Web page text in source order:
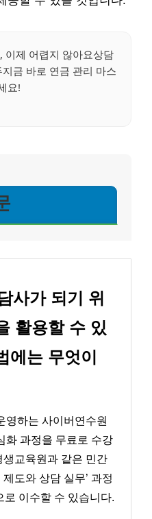
이제 어렵지 않아요상담
금 바로 연금 관리 마스
요!
사가 되기 위
활용할 수 있
에는 무엇이
영하는 사이버연수원
화 과정을 무료로 수강
교육원과 같은 민간
도와 상담 실무’ 과정
로 이수할 수 있습니다.